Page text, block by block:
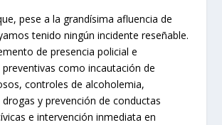
pese a la grandísima afluencia de
tenido ningún incidente reseñable.
de presencia policial e
como incautación de
controles de alcoholemia,
y prevención de conductas
e intervención inmediata en